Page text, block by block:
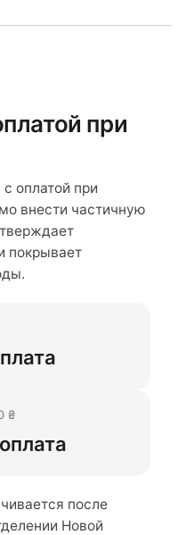
при
оплатой при
внести частичную
покрывает
₴
после
Новой